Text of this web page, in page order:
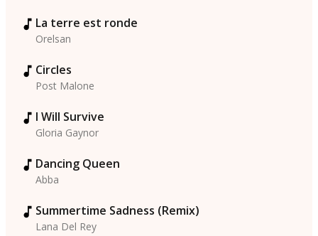
La terre est ronde
Orelsan
Circles
Post Malone
I Will Survive
Gloria Gaynor
Dancing Queen
Abba
Summertime Sadness (Remix)
Lana Del Rey